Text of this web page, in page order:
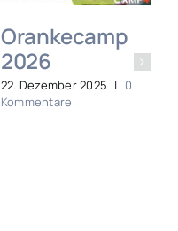
Orankecamp
2026
22. Dezember 2025 | 0
Kommentare